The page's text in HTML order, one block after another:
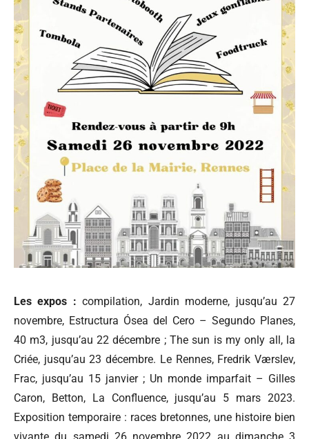
Les expos : compilation, Jardin moderne, jusqu’au 27
novembre, Estructura Ósea del Cero – Segundo Planes,
40 m3, jusqu’au 22 décembre ; The sun is my only all, la
Criée, jusqu’au 23 décembre. Le Rennes, Fredrik Værslev,
Frac, jusqu’au 15 janvier ; Un monde imparfait – Gilles
Caron, Betton, La Confluence, jusqu’au 5 mars 2023.
Exposition temporaire : races bretonnes, une histoire bien